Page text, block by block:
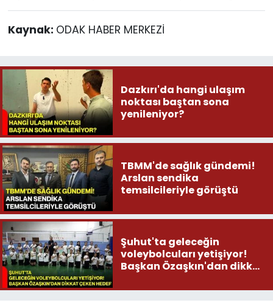
Kaynak: ODAK HABER MERKEZİ
Dazkırı'da hangi ulaşım
noktası baştan sona
yenileniyor?
TBMM'de sağlık gündemi!
Arslan sendika
temsilcileriyle görüştü
Şuhut'ta geleceğin
voleybolcuları yetişiyor!
Başkan Özaşkın'dan dikkat